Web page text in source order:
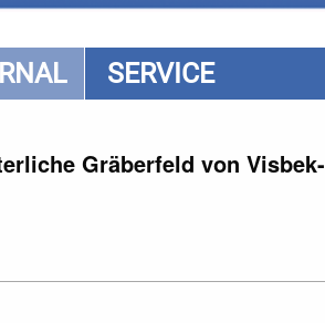
SERVICE
Gräberfeld von Visbek-